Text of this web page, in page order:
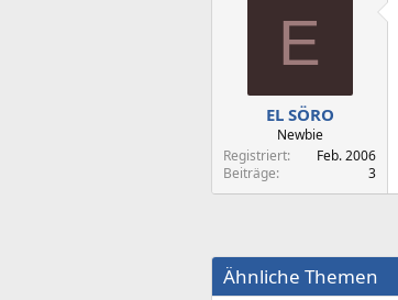
E
EL SÖRO
Newbie
Registriert
Feb. 2006
Beiträge
3
Ähnliche Themen